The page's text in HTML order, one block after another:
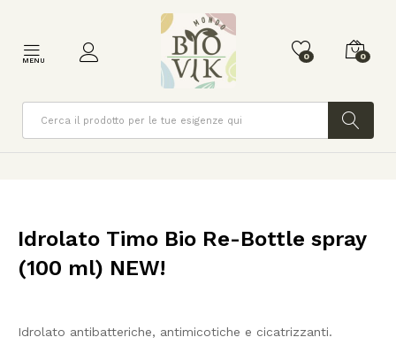
MENU 0 0
Cerca
Idrolato Timo Bio Re-Bottle spray
(100 ml) NEW!
Idrolato antibatteriche, antimicotiche e cicatrizzanti.